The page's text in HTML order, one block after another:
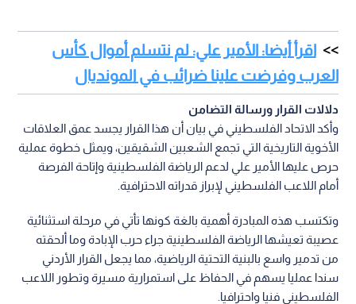
اقرأ أيضا: الأمير علي: لم نتسلم أموال كأس
العرب وفرضت علينا ضرائب في المونديال
دلالات القرار ورسالة التضامن
وأكد الاتحاد الفلسطيني في بيان أن هذا القرار يجسد عمق العلاقات
الأخوية التاريخية التي تجمع الشعبين الشقيقين، ويمثل خطوة عملية
حرص عليها الأمير علي لدعم الرياضة الفلسطينية وإتاحة الفرصة
أمام اللاعب الفلسطيني لإبراز قدراته الاحترافية.
وتكتسب هذه المبادرة أهمية بالغة كونها تأتي في مرحلة استثنائية
عصيبة تعيشها الرياضة الفلسطينية جراء حرب الإبادة وما ألحقته
من تدمير واسع بالبنية التحتية الرياضية، مما يجعل القرار الأردني
سندا عمليا يسهم في الحفاظ على استمرارية مسيرة وتطور اللاعب
الفلسطيني فنيا واحترافيا.